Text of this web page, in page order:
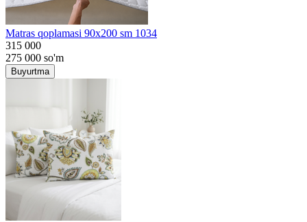
Matras qoplamasi 90x200 sm 1034
315 000
275 000 so'm
Buyurtma